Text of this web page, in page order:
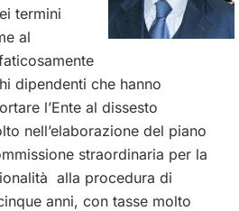
termini
al
dipendenti che hanno
l’Ente al dissesto
nell’elaborazione del piano
straordinaria per la
alla procedura di
anni, con tasse molto